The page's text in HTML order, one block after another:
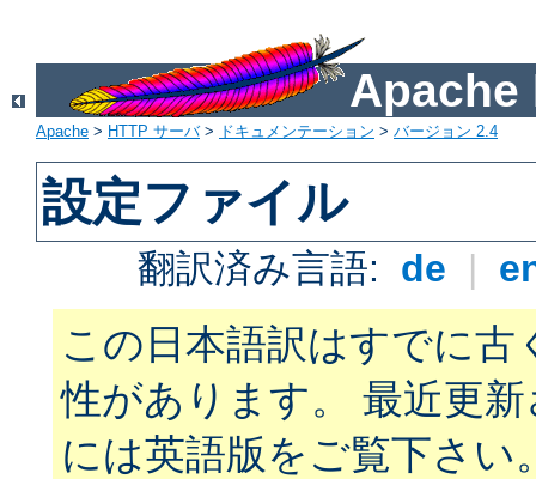
Apache
Apache > HTTP サーバ> ドキュメンテーション > バージョン 2.4
設定ファイル
翻訳済み言語: de |
この日本語訳はすでに古
性があります。 最近更
には英語版をご覧下さい